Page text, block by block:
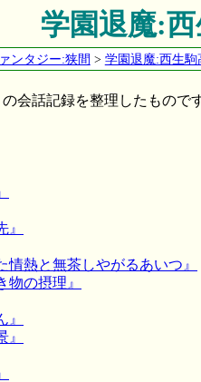
学園退魔:
ンタジー:狭間 > 学園退魔:西生駒
会話記録を整理したもの
熱と無茶しやがるあいつ』
の摂理』